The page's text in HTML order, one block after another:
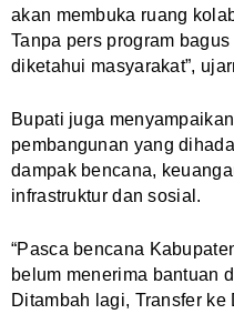
akan membuka ruang
Tanpa pers program
diketahui masyarakat”,
Bupati juga
pembangunan yang
dampak bencana,
infrastruktur dan sosial.
“Pasca bencana
belum menerima bantuan
Ditambah lagi, Transfer